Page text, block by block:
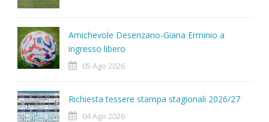
Amichevole Desenzano-Giana Erminio a
ingresso libero
05 Ago 2026
Richiesta tessere stampa stagionali 2026/27
04 Ago 2026